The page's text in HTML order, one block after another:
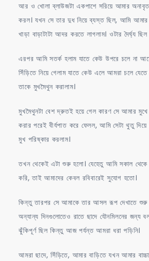
আর ও খোলা ব্লাউজটা একপাশে সরিয়ে আমার
করল। যখন সে তার দুধ নিয়ে ব্যস্ত ছিল, আমি আমার
খাড়া বাড়াটাটা আদর করতে লাগলাম। ওটার দৈর্ঘ্য ছিল
এরপর আমি সতর্ক হলাম যাতে কেউ উপরে চলে না
সিঁড়িতে নিয়ে গেলাম যাতে কেউ এলে আমরা চলে যেতে
তাকে মুখমৈথুন করালাম।
মুখমৈথুনটা বেশ দ্রুতই হয়ে গেল কারণ সে আমার মুখে
করার পরেই বীর্যপাত করে ফেলল, আমি সেটা থুতু দিয়ে
মুখ পরিষ্কার করলাম।
তখন থেকেই এটা শুরু হলো। যেহেতু আমি সকাল থেকে
করি, তাই আমাদের কেবল রবিবারেই সুযোগ হতো।
কিন্তু তারপর সে আমাকে তার আসল রূপ দেখাতে শুরু
অন্যান্য দিনগুলোতেও রাতে ছাদে যৌনমিলনের জন্য
ঝুঁকিপূর্ণ ছিল কিন্তু আজ পর্যন্ত আমরা ধরা পড়িনি।
আমরা ছাদে, সিঁড়িতে, আমার বাড়িতে যখন আমার